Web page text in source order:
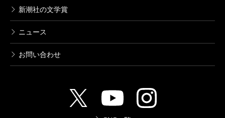
新潮社の文学賞
ニュース
お問い合わせ